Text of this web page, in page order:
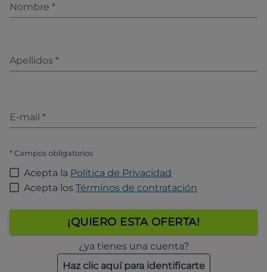
Nombre *
Apellidos *
E-mail *
* Campos obligatorios
Acepta la Política de Privacidad
Acepta los Términos de contratación
¡QUIERO ESTA OFERTA!
¿ya tienes una cuenta?
Haz clic aquí para identificarte